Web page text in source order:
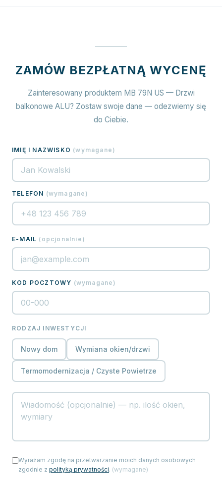
ZAMÓW BEZPŁATNĄ WYCENĘ
Zainteresowany produktem MB 79N US — Drzwi
balkonowe ALU? Zostaw swoje dane — odezwiemy się
do Ciebie.
IMIĘ I NAZWISKO (wymagane )
TELEFON (wymagane )
E-MAIL ( opcjonalnie )
KOD POCZTOWY (wymagane )
RODZAJ INWESTYCJI
Nowy dom Wymiana okien/drzwi
Termomodernizacja / Czyste Powietrze
Wyrażam zgodę na przetwarzanie moich danych osobowych
zgodnie z polityką prywatności. (wymagane)